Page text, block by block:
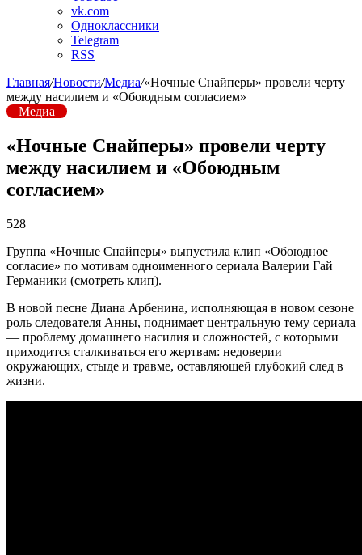
vk.com
Одноклассники
Telegram
RSS
Главная/Новости/Медиа/«Ночные Снайперы» провели черту
между насилием и «Обоюдным согласием»
Медиа
«Ночные Снайперы» провели черту
между насилием и «Обоюдным
согласием»
528
Группа «Ночные Снайперы» выпустила клип «Обоюдное
согласие» по мотивам одноименного сериала Валерии Гай
Германики (смотреть клип).
В новой песне Диана Арбенина, исполняющая в новом сезоне
роль следователя Анны, поднимает центральную тему сериала
— проблему домашнего насилия и сложностей, с которыми
приходится сталкиваться его жертвам: недоверии
окружающих, стыде и травме, оставляющей глубокий след в
жизни.